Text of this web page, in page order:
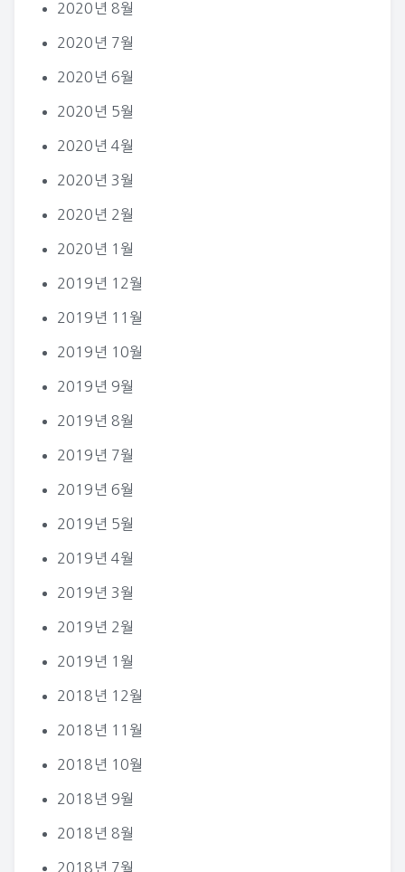
2020년 8월
2020년 7월
2020년 6월
2020년 5월
2020년 4월
2020년 3월
2020년 2월
2020년 1월
2019년 12월
2019년 11월
2019년 10월
2019년 9월
2019년 8월
2019년 7월
2019년 6월
2019년 5월
2019년 4월
2019년 3월
2019년 2월
2019년 1월
2018년 12월
2018년 11월
2018년 10월
2018년 9월
2018년 8월
2018년 7월